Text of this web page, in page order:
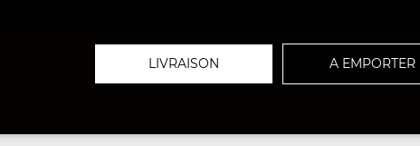
LIVRAISON A EMPORTER